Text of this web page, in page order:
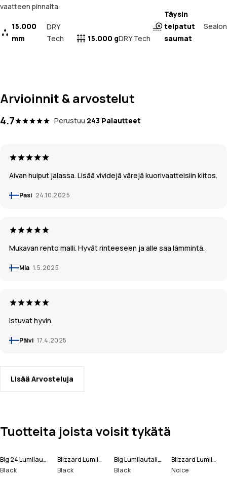
vaatteen pinnalta.
15.000
mm
DRY
Tech
15.000 gDRY Tech
Täysin
teipatut
saumat
Sealon
Arvioinnit & arvostelut
4.7 Perustuu 243 Palautteet
Aivan huiput jalassa. Lisää vividejä värejä kuorivaatteisiin kiitos.
Pasi 24.10.2025
Mukavan rento malli. Hyvät rinteeseen ja alle saa lämmintä.
Mia 1.5.2025
Istuvat hyvin.
Päivi 17.4.2025
Lisää Arvosteluja
Tuotteita joista voisit tykätä
Big 24 Lumilautailuhousut Miehet
Black
Blizzard Lumilautailuhousut Miehet
Black
Big Lumilautailuhousut Miehet
Black
Blizzard Lumilautailuhousut Miehet
Noice